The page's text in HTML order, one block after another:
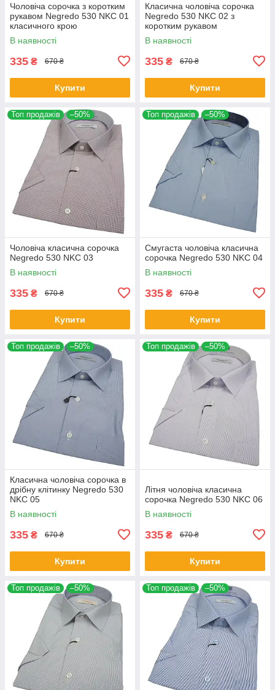
Чоловіча сорочка з коротким
рукавом Negredo 530 NKC 01
класичного крою
В наявності
335 ₴ 670 ₴
Купити
Класична чоловіча сорочка
Negredo 530 NKC 02 з
коротким рукавом
В наявності
335 ₴ 670 ₴
Купити
Топ продажів –50%
Чоловіча класична сорочка
Negredo 530 NKC 03
В наявності
335 ₴ 670 ₴
Купити
Топ продажів –50%
Смугаста чоловіча класична
сорочка Negredo 530 NKC 04
В наявності
335 ₴ 670 ₴
Купити
Топ продажів –50%
Класична чоловіча сорочка в
дрібну клітинку Negredo 530
NKC 05
В наявності
335 ₴ 670 ₴
Купити
Топ продажів –50%
Літня чоловіча класична
сорочка Negredo 530 NKC 06
В наявності
335 ₴ 670 ₴
Купити
Топ продажів –50% Топ продажів –50%